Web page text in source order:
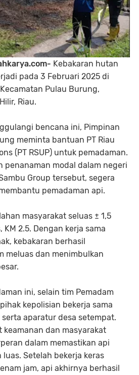
Kebakaran hutan
pada 3 Februari 2025 di
Pulau Burung,
Riau.
bencana ini, Pimpinan
meminta bantuan PT Riau
(PT RSUP) untuk pemadaman.
penanaman modal dalam negeri
Group tersebut, segera
pemadaman api.
masyarakat seluas ± 1,5
2.5. Dengan kerja sama
kebakaran berhasil
meluas dan menimbulkan
ini, selain tim Pemadam
kepolisian bekerja sama
aparatur desa setempat.
keamanan dan masyarakat
dalam memastikan api
Setelah bekerja keras
jam, api akhirnya berhasil